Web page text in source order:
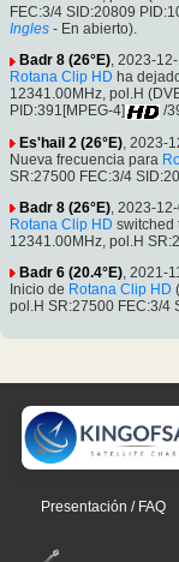
FEC:3/4 SID:20809
Ingles - En abierto).
Badr 8 (26°E), 2023-
Rotana Clip HD ha
12341.00MHz, pol.H
PID:391[MPEG-4]
/
Es'hail 2 (26°E) , 2023-
Nueva frecuencia para
SR:27500 FEC:3/4
Badr 8 (26°E) , 2023-
Rotana Clip HD switched
12341.00MHz, pol.H
Badr 6 (20.4°E), 2021-
Inicio de Rotana Clip HD
pol.H SR:27500 FEC:3/4
Presentación / FAQ